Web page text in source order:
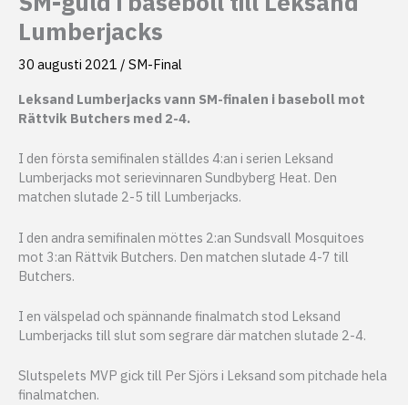
Lumberjacks
30 augusti 2021 / SM-Final
Leksand Lumberjacks vann SM-finalen i baseboll mot
Rättvik Butchers med 2-4.
I den första semifinalen ställdes 4:an i serien Leksand
Lumberjacks mot serievinnaren Sundbyberg Heat. Den
matchen slutade 2-5 till Lumberjacks.
I den andra semifinalen möttes 2:an Sundsvall Mosquitoes
mot 3:an Rättvik Butchers. Den matchen slutade 4-7 till
Butchers.
I en välspelad och spännande finalmatch stod Leksand
Lumberjacks till slut som segrare där matchen slutade 2-4.
Slutspelets MVP gick till Per Sjörs i Leksand som pitchade hela
finalmatchen.